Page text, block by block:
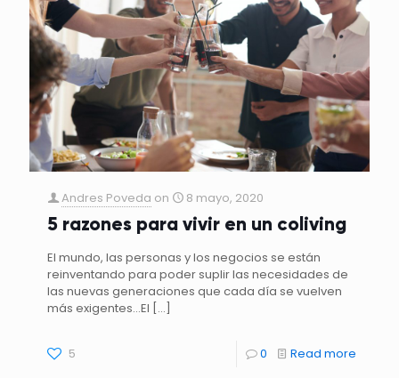
Andres Poveda on 8 mayo, 2020
5 razones para vivir en un coliving
El mundo, las personas y los negocios se están
reinventando para poder suplir las necesidades de
las nuevas generaciones que cada día se vuelven
más exigentes…El […]
5 0 Read more